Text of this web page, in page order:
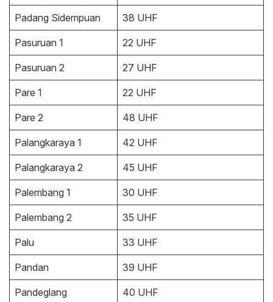
Padang Sidempuan 38 UHF
Pasuruan 1 22 UHF
Pasuruan 2 27 UHF
Pare 1 22 UHF
Pare 2 48 UHF
Palangkaraya 1 42 UHF
Palangkaraya 2 45 UHF
Palembang 1 30 UHF
Palembang 2 35 UHF
Palu 33 UHF
Pandan 39 UHF
Pandeglang 40 UHF